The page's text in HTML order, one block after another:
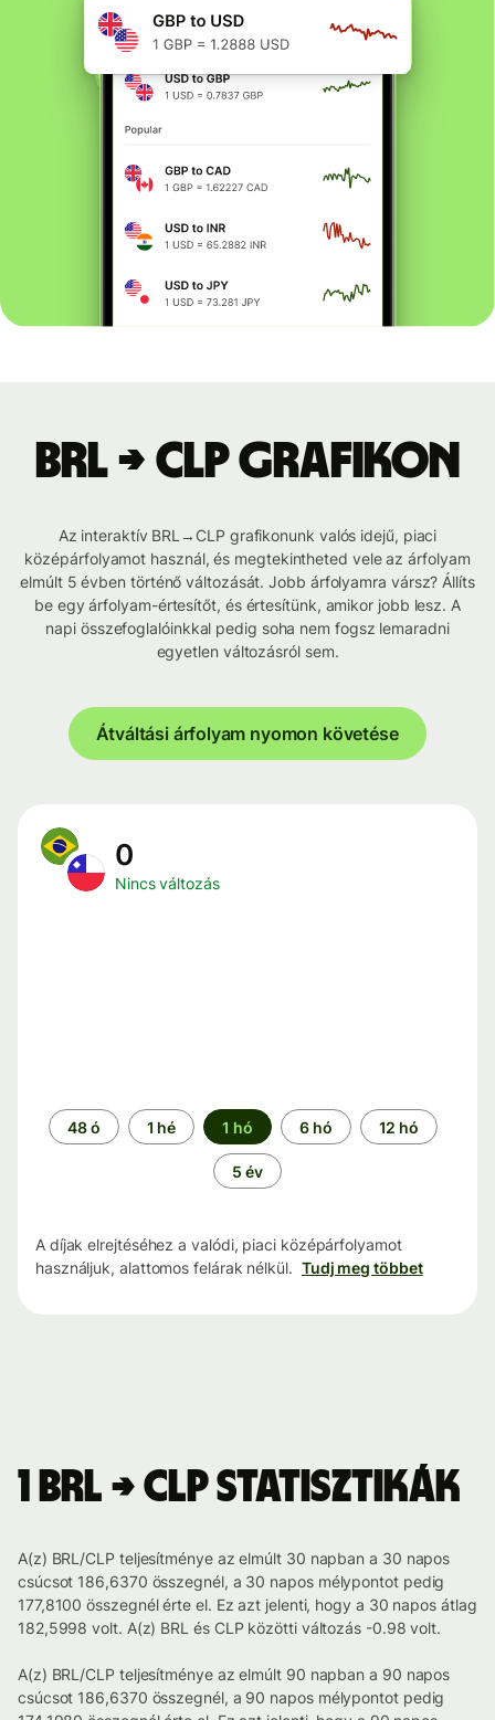
BRL → CLP grafikon
Az interaktív BRL→CLP grafikonunk valós idejű, piaci
középárfolyamot használ, és megtekintheted vele az árfolyam
elmúlt 5 évben történő változását. Jobb árfolyamra vársz? Állíts
be egy árfolyam-értesítőt, és értesítünk, amikor jobb lesz. A
napi összefoglalóinkkal pedig soha nem fogsz lemaradni
egyetlen változásról sem.
Átváltási árfolyam nyomon követése
0
Nincs változás
Időszak
48 ó 1 hé 1 hó 6 hó 12 hó
5 év
A díjak elrejtéséhez a valódi, piaci középárfolyamot
használjuk, alattomos felárak nélkül. Tudj meg többet
1 BRL → CLP statisztikák
A(z) BRL/CLP teljesítménye az elmúlt 30 napban a 30 napos
csúcsot 186,6370 összegnél, a 30 napos mélypontot pedig
177,8100 összegnél érte el. Ez azt jelenti, hogy a 30 napos átlag
182,5998 volt. A(z) BRL és CLP közötti változás -0.98 volt.
A(z) BRL/CLP teljesítménye az elmúlt 90 napban a 90 napos
csúcsot 186,6370 összegnél, a 90 napos mélypontot pedig